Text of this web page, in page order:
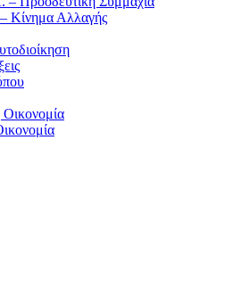
Αλλαγής